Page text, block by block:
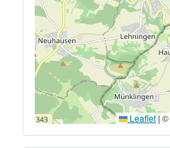
Leaflet | ©